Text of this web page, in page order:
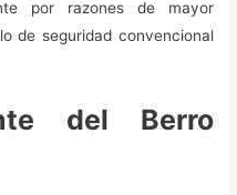
por razones de mayor
de seguridad convencional
del Berro